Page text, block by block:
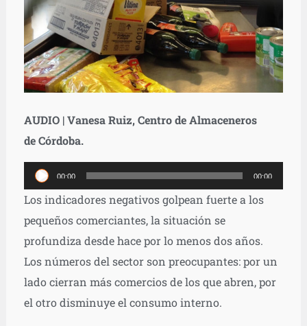
AUDIO | Vanesa Ruiz, Centro de Almaceneros
deCórdoba.
Reproductor
de
00:00 00:00
Los indicadores negativos golpean fuerte a los
pequeños comerciantes, la situación se
profundiza desde hace por lo menos dos años.
Los números del sector son preocupantes: por un
lado cierran más comercios de los que abren, por
el otro disminuye el consumo interno.